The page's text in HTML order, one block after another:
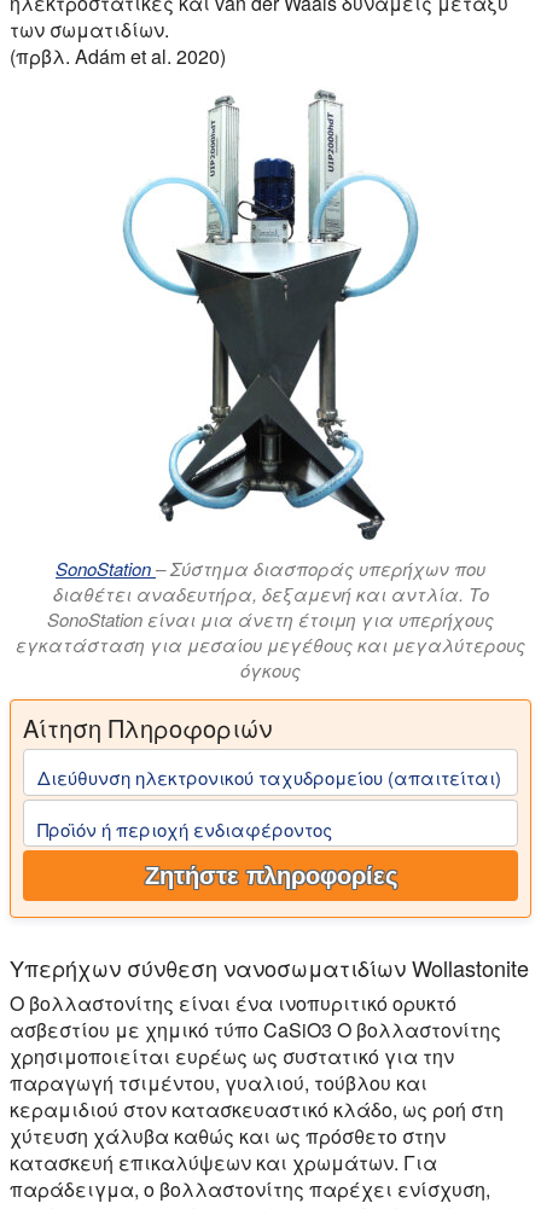
των σωματιδίων.
(πρβλ. Adám et al. 2020)
SonoStation– Σύστημα διασποράς υπερήχων που
διαθέτει αναδευτήρα, δεξαμενή και αντλία. Το
SonoStation είναι μια άνετη έτοιμη για υπερήχους
εγκατάσταση για μεσαίου μεγέθους και μεγαλύτερους
όγκους
Αίτηση Πληροφοριών
Διεύθυνση ηλεκτρονικού ταχυδρομείου (απαιτείται)
Προϊόν ή περιοχή ενδιαφέροντος
Ζητήστε πληροφορίες
Υπερήχων σύνθεση νανοσωματιδίων Wollastonite
Ο βολλαστονίτης είναι ένα ινοπυριτικό ορυκτό
ασβεστίου με χημικό τύπο CaSiO3 Ο βολλαστονίτης
χρησιμοποιείται ευρέως ως συστατικό για την
παραγωγή τσιμέντου, γυαλιού, τούβλου και
κεραμιδιού στον κατασκευαστικό κλάδο, ως ροή στη
χύτευση χάλυβα καθώς και ως πρόσθετο στην
κατασκευή επικαλύψεων και χρωμάτων. Για
παράδειγμα, ο βολλαστονίτης παρέχει ενίσχυση,